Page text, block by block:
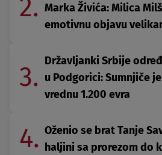
2. Marka Živića: Milica
emotivnu objavu
3.
Državljanki Srbije
u Podgorici: Sumnjiče
vrednu 1.200 evra
4. Oženio se brat Tanje
haljini sa prorezom do